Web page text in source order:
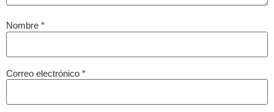
Nombre *
Correo electrónico *